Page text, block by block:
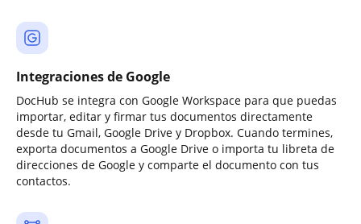
Integraciones de Google
DocHub se integra con Google Workspace para que puedas
importar, editar y firmar tus documentos directamente
desde tu Gmail, Google Drive y Dropbox. Cuando termines,
exporta documentos a Google Drive o importa tu libreta de
direcciones de Google y comparte el documento con tus
contactos.